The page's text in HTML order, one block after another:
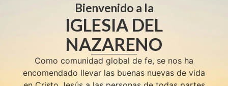
Bienvenido a la
IGLESIA DEL
NAZARENO
Como comunidad global de fe, se nos ha
encomendado llevar las buenas nuevas de vida